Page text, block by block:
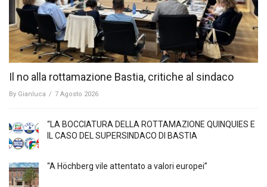
Il no alla rottamazione Bastia, critiche al sindaco
By Gianluca / 7 Agosto 2026
“LA BOCCIATURA DELLA ROTTAMAZIONE QUINQUIES E
IL CASO DEL SUPERSINDACO DI BASTIA
“A Höchberg vile attentato a valori europei”